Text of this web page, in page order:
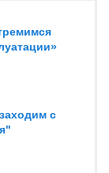
с